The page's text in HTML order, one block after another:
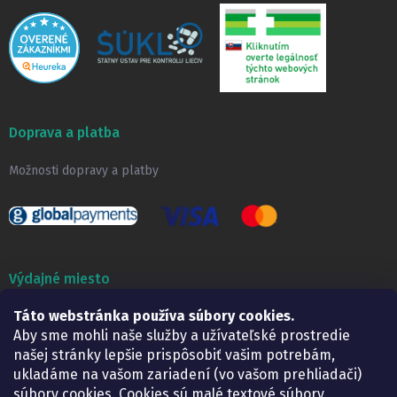
Táto webstránka používa súbory cookies.
Aby sme mohli naše služby a užívateľské prostredie
našej stránky lepšie prispôsobiť vašim potrebám,
ukladáme na vašom zariadení (vo vašom prehliadači)
Doprava a platba
Možnosti dopravy a platby
Výdajné miesto
Lekáreň ADONAI
Košice – Smetanova 2
Pondelok:
07.30 – 15.30 h.
Utorok:
07.30 – 16.00 h.
Streda:
07.30 – 16.00 h.